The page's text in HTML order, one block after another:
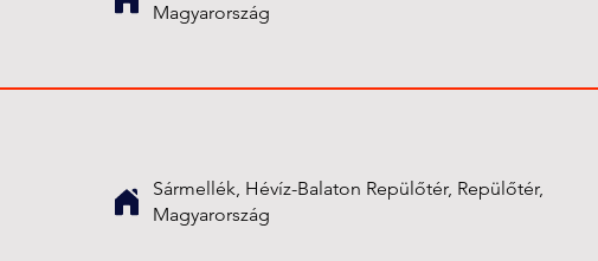
Magyarország
Sármellék, Hévíz-Balaton Repülőtér, Repülőtér,
Magyarország